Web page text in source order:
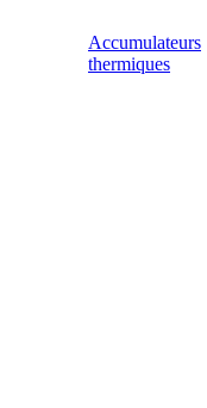
Accumulateurs
thermiques